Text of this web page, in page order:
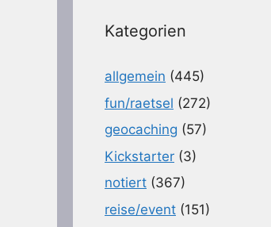
Kategorien
allgemein (445)
fun/raetsel (272)
geocaching (57)
Kickstarter (3)
notiert (367)
reise/event (151)